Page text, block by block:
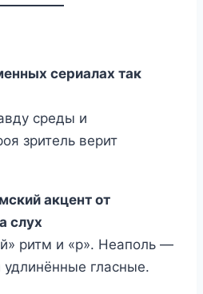
сериалах так
среды и
зритель верит
акцент от
слух
ритм и «р». Неаполь —
гласные.